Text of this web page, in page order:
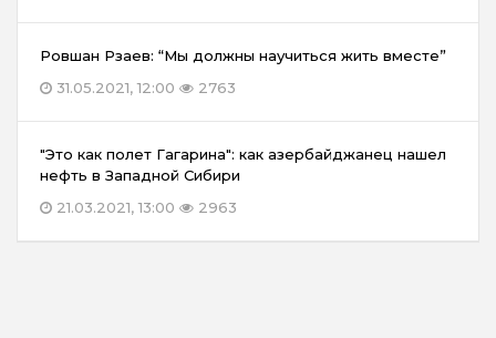
Ровшан Рзаев: “Мы должны научиться жить вместе”
31.05.2021, 12:00
2763
"Это как полет Гагарина": как азербайджанец нашел
нефть в Западной Сибири
21.03.2021, 13:00
2963